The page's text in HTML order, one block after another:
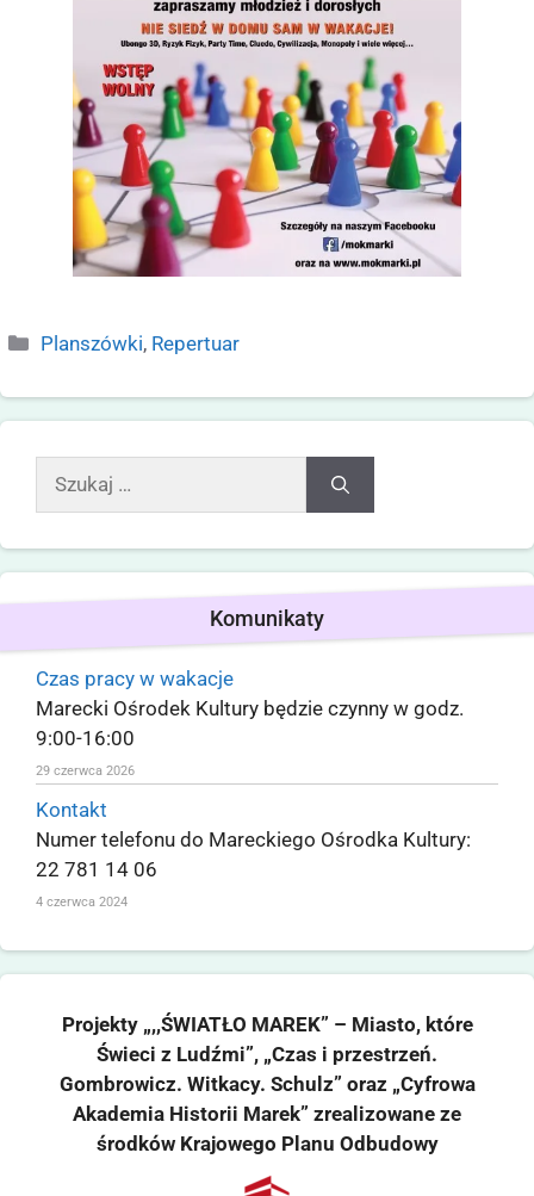
Planszówki, Repertuar
Komunikaty
Czas pracy w wakacje
Marecki Ośrodek Kultury będzie czynny w godz.
9:00-16:00
29 czerwca 2026
Kontakt
Numer telefonu do Mareckiego Ośrodka Kultury:
22 781 14 06
4 czerwca 2024
Projekty „,,ŚWIATŁO MAREK” – Miasto, które
Świeci z Ludźmi”, „Czas i przestrzeń.
Gombrowicz. Witkacy. Schulz” oraz „Cyfrowa
Akademia Historii Marek” zrealizowane ze
środków Krajowego Planu Odbudowy